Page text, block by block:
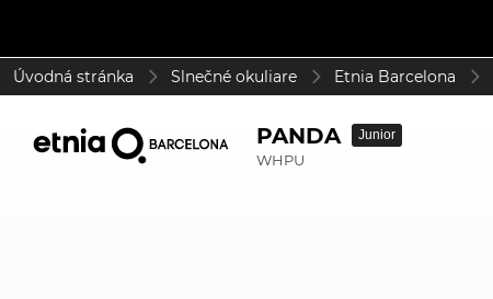
Úvodná stránka Slnečné okuliare Etnia Barcelona
PANDA
WHPU
Junior